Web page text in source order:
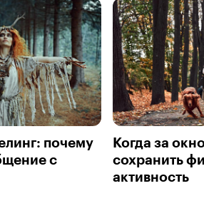
почему
с
Когда за
сохранить
активность